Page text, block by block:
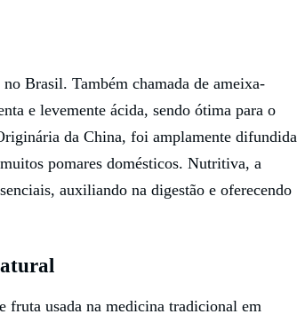
Brasil. Também chamada de ameixa-
e levemente ácida, sendo ótima para o
da China, foi amplamente difundida
pomares domésticos. Nutritiva, a
auxiliando na digestão e oferecendo
fruta usada na medicina tradicional em